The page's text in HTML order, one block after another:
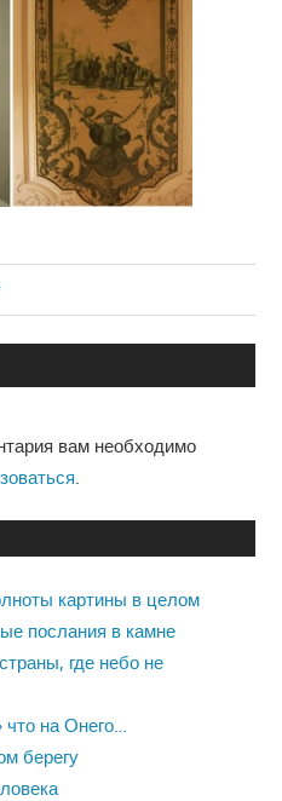
вам необходимо
картины в целом
послания в камне
где небо не
на Онего…
берегу